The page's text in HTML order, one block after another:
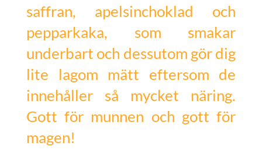
saffran, apelsinchoklad och
pepparkaka, som smakar
underbart och dessutom gör dig
lite lagom mätt eftersom de
innehåller så mycket näring.
Gott för munnen och gott för
magen!